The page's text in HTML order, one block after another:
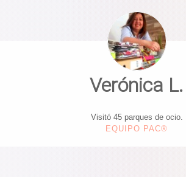
Verónica L.
Visitó 45 parques de ocio.
EQUIPO PAC®